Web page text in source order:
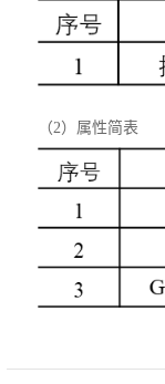
（2）属性简表